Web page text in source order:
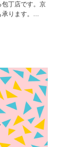
オンラ
道・書
ジカ
152
務所
務所
42
ペティ
77
丁店です。京
承ります。...